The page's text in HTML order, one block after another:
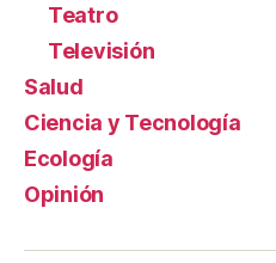
Teatro
Televisión
Salud
Ciencia y Tecnología
Ecología
Opinión